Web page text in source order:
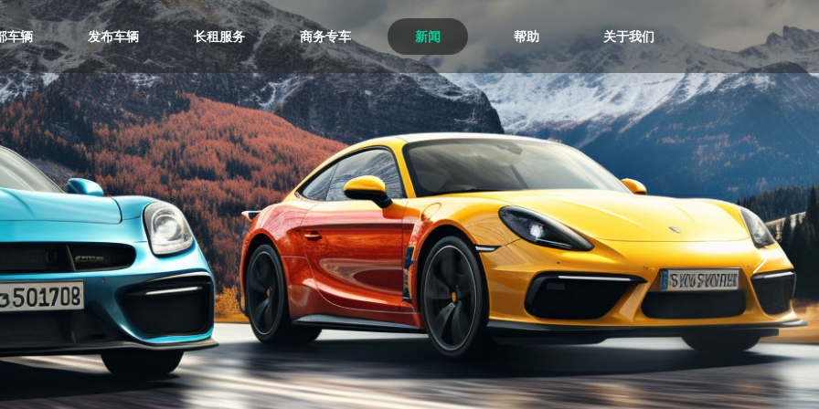
车辆 发布车辆 长租服务 商务专车 新闻 帮助 关于我们